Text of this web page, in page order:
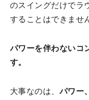
のスイングだけでラ
することはできませ
パワーを伴わないコ
す。
大事なのは、パワー